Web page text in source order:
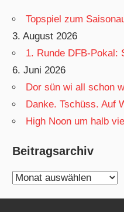
Topspiel zum
3. August 2026
1. Runde DFB-Pokal:
6. Juni 2026
Dor sün wi all schon
Danke. Tschüss. Auf
High Noon um halb
Beitragsarchiv
Beitragsarchiv